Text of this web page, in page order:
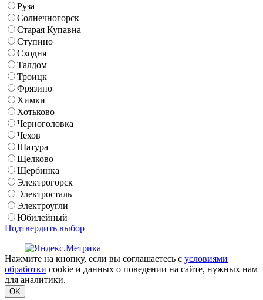
Руза
Солнечногорск
Старая Купавна
Ступино
Сходня
Талдом
Троицк
Фрязино
Химки
Хотьково
Черноголовка
Чехов
Шатура
Щелково
Щербинка
Электрогорск
Электросталь
Электроугли
Юбилейный
Подтвердить выбор
Нажмите на кнопку, если вы соглашаетесь с условиями
обработки cookie и данных о поведении на сайте, нужных нам
для аналитики.
OK